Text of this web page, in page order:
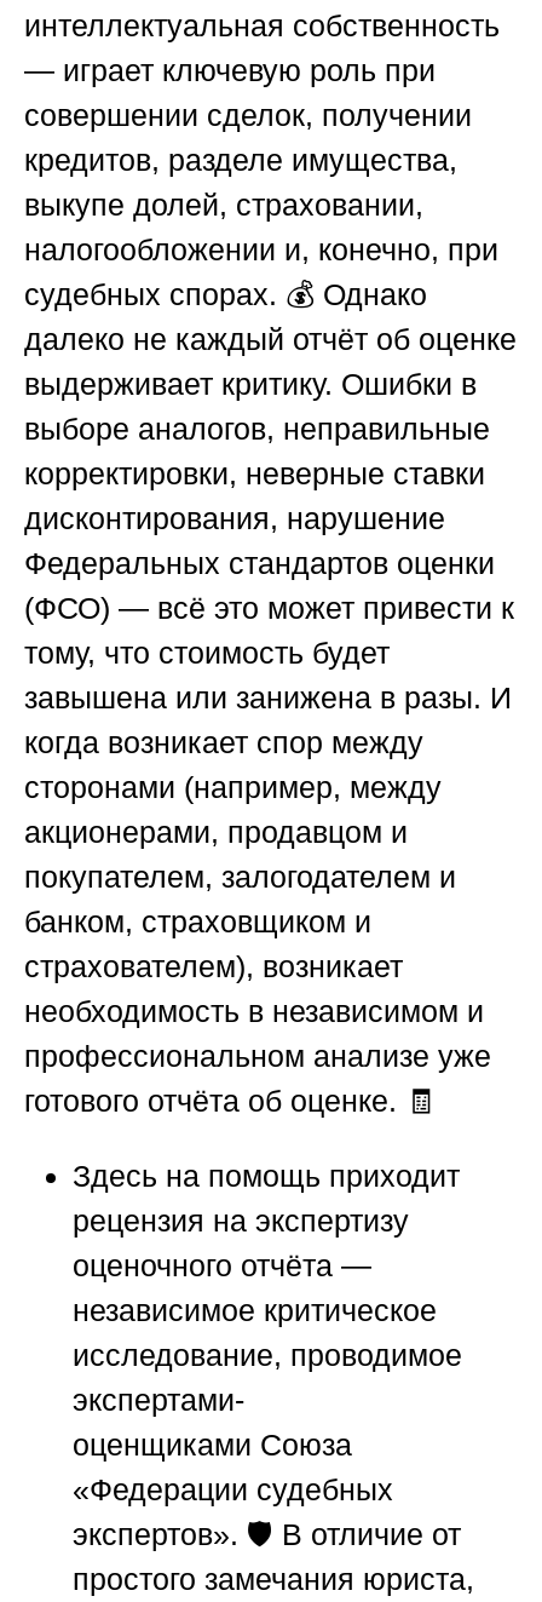
интеллектуальная собственность
— играет ключевую роль при
совершении сделок, получении
кредитов, разделе имущества,
выкупе долей, страховании,
налогообложении и, конечно, при
судебных спорах. 💰 Однако
далеко не каждый отчёт об оценке
выдерживает критику. Ошибки в
выборе аналогов, неправильные
корректировки, неверные ставки
дисконтирования, нарушение
Федеральных стандартов оценки
(ФСО) — всё это может привести к
тому, что стоимость будет
завышена или занижена в разы. И
когда возникает спор между
сторонами (например, между
акционерами, продавцом и
покупателем, залогодателем и
банком, страховщиком и
страхователем), возникает
необходимость в независимом и
профессиональном анализе уже
готового отчёта об оценке. 🧾
Здесь на помощь приходит
рецензия на экспертизу
оценочного отчёта —
независимое критическое
исследование, проводимое
экспертами-
оценщиками Союза
«Федерации судебных
экспертов». 🛡️ В отличие от
простого замечания юриста,